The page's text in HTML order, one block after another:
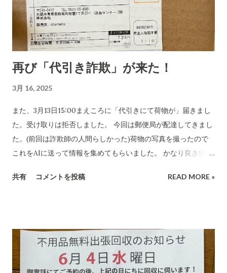
再び「代引き詐欺」が来た！
3月 16, 2025
また、3月13日15:00まえころに「代引きにて荷物が」届きまし
た。受け取りは拒否しました。 今回は郵便局が配達してきまし
た。(前回は詐欺師の人間らしかった)荷物の写真を撮ったので
これをAIに送って情報を集めてもらいました。 かなり良き情報
さまざま考え抜いてやっています。 高齢の女性や意思表示がで
受ける郵便局とヤマトなど宅配会社にとっては上得意のお客さ
まであるのかもしれない???...(受取拒絶で返品になる確率はかな
り高いのでその返送時の運賃も売上となります。) 以下は、AI
共有 コメントを投稿 READ MORE »